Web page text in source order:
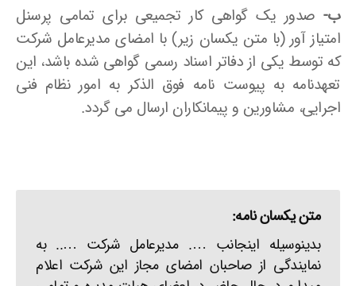
ب- صدور یک گواهی کار تجمیعی برای تمامی پرسنل
امتیاز آور (با متن یکسان زیر) با امضای مدیرعامل شرکت
که توسط یکی از دفاتر اسناد رسمی گواهی شده باشد، این
تعهدنامه به پیوست نامه فوق الذکر به امور نظام فنی
اجرایی، مشاورین و پیمانکاران ارسال می گردد.
متن یکسان نامه:
بدینوسیله اینجانب …. مدیرعامل شرکت ….. به
نمایندگی از صاحبان امضای مجاز این شرکت اعلام